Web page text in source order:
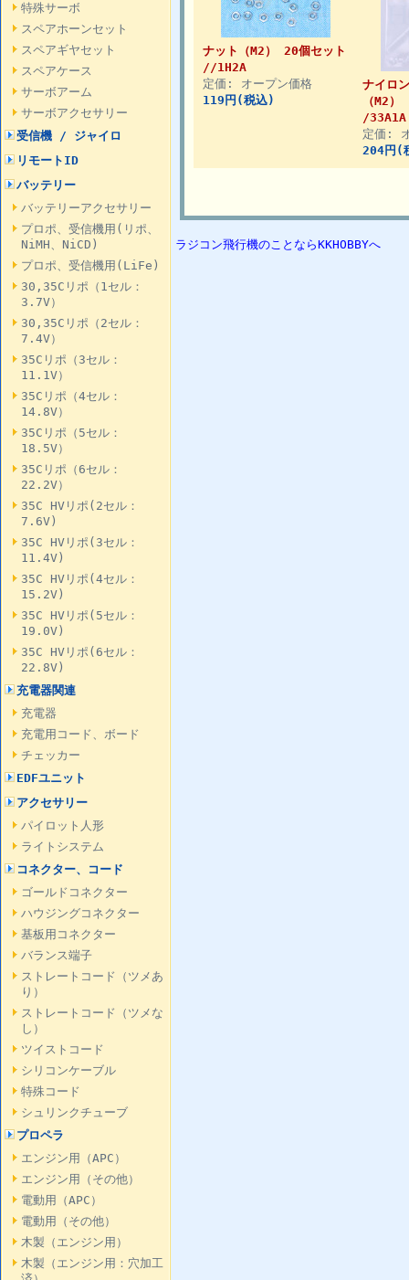
特殊サーボ
スペアホーンセット
スペアギヤセット
スペアケース
サーボアーム
サーボアクセサリー
受信機 / ジャイロ
リモートID
バッテリー
バッテリーアクセサリー
プロポ、受信機用(リポ、
NiMH、NiCD)
プロポ、受信機用(LiFe)
30,35Cリポ（1セル：
3.7V）
30,35Cリポ（2セル：
7.4V）
35Cリポ（3セル：
11.1V）
35Cリポ（4セル：
14.8V）
35Cリポ（5セル：
18.5V）
35Cリポ（6セル：
22.2V）
35C HVリポ(2セル：
7.6V)
35C HVリポ(3セル：
11.4V)
35C HVリポ(4セル：
15.2V)
35C HVリポ(5セル：
19.0V)
35C HVリポ(6セル：
22.8V)
充電器関連
充電器
充電用コード、ボード
チェッカー
EDFユニット
アクセサリー
パイロット人形
ライトシステム
コネクター、コード
ゴールドコネクター
ハウジングコネクター
基板用コネクター
バランス端子
ストレートコード（ツメあ
り）
ストレートコード（ツメな
し）
ツイストコード
シリコンケーブル
特殊コード
シュリンクチューブ
プロペラ
エンジン用（APC）
エンジン用（その他）
電動用（APC）
電動用（その他）
木製（エンジン用）
木製（エンジン用：穴加工
ナット（M2） 20個セット
//1H2A
定価: オープン価格
119円(税込)
ナイロ
（M2
/33A1A
定価:
204円(
ラジコン飛行機のことならKKHOBBYへ